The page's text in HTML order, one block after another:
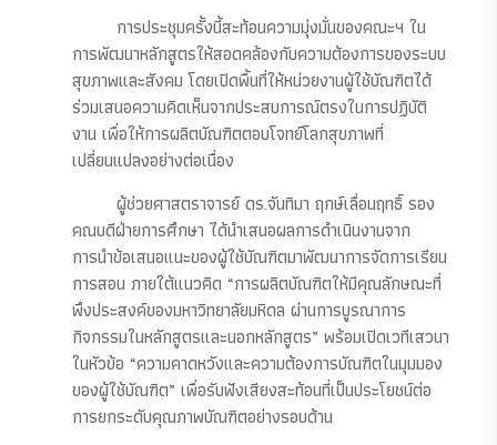
การประชุมครั้งนี้สะท้อนความมุ่งมั่นของคณะฯ ใน
การพัฒนาหลักสูตรให้สอดคล้องกับความต้องการของระบบ
สุขภาพและสังคม โดยเปิดพื้นที่ให้หน่วยงานผู้ใช้บัณฑิตได้
ร่วมเสนอความคิดเห็นจากประสบการณ์ตรงในการปฏิบัติ
งาน เพื่อให้การผลิตบัณฑิตตอบโจทย์โลกสุขภาพที่
เปลี่ยนแปลงอย่างต่อเนื่อง
ผู้ช่วยศาสตราจารย์ ดร.จันทิมา ฤกษ์เลื่อนฤทธิ์ รอง
คณบดีฝ่ายการศึกษา ได้นำเสนอผลการดำเนินงานจาก
การนำข้อเสนอแนะของผู้ใช้บัณฑิตมาพัฒนาการจัดการเรียน
การสอน ภายใต้แนวคิด “การผลิตบัณฑิตให้มีคุณลักษณะที่
พึงประสงค์ของมหาวิทยาลัยมหิดล ผ่านการบูรณาการ
กิจกรรมในหลักสูตรและนอกหลักสูตร” พร้อมเปิดเวทีเสวนา
ในหัวข้อ “ความคาดหวังและความต้องการบัณฑิตในมุมมอง
ของผู้ใช้บัณฑิต” เพื่อรับฟังเสียงสะท้อนที่เป็นประโยชน์ต่อ
การยกระดับคุณภาพบัณฑิตอย่างรอบด้าน